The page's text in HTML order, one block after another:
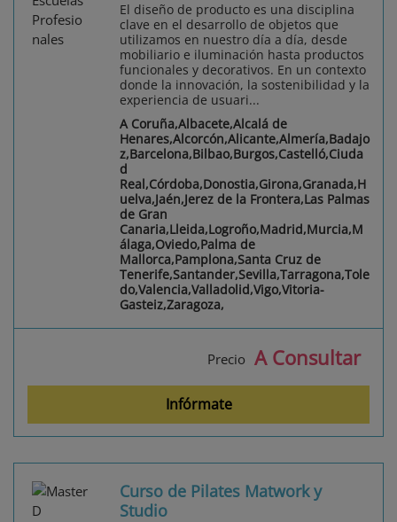
El diseño de producto es una disciplina
clave en el desarrollo de objetos que
utilizamos en nuestro día a día, desde
mobiliario e iluminación hasta productos
funcionales y decorativos. En un contexto
donde la innovación, la sostenibilidad y la
experiencia de usuari...
A Coruña,Albacete,Alcalá de
Henares,Alcorcón,Alicante,Almería,Badajo
z,Barcelona,Bilbao,Burgos,Castelló,Ciuda
d
Real,Córdoba,Donostia,Girona,Granada,H
uelva,Jaén,Jerez de la Frontera,Las Palmas
de Gran
Canaria,Lleida,Logroño,Madrid,Murcia,M
álaga,Oviedo,Palma de
Mallorca,Pamplona,Santa Cruz de
Tenerife,Santander,Sevilla,Tarragona,Tole
do,Valencia,Valladolid,Vigo,Vitoria-
Gasteiz,Zaragoza,
Precio A Consultar
Infórmate
Curso de Pilates Matwork y
Studio